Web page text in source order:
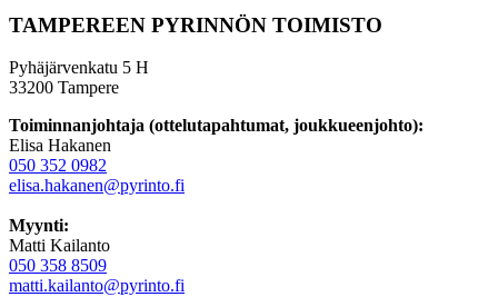
TAMPEREEN PYRINNÖN TOIMISTO
Pyhäjärvenkatu 5 H
33200 Tampere
Toiminnanjohtaja (ottelutapahtumat, joukkueenjohto):
Elisa Hakanen
050 352 0982
elisa.hakanen@pyrinto.fi
Myynti:
Matti Kailanto
050 358 8509
matti.kailanto@pyrinto.fi